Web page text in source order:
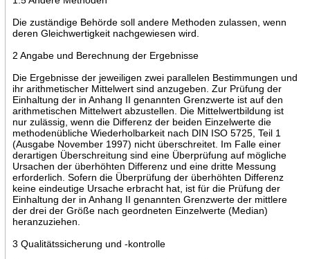
Die zuständige Behörde soll andere Methoden zulassen, wenn
deren Gleichwertigkeit nachgewiesen wird.
2 Angabe und Berechnung der Ergebnisse
Die Ergebnisse der jeweiligen zwei parallelen Bestimmungen und
ihr arithmetischer Mittelwert sind anzugeben. Zur Prüfung der
Einhaltung der in Anhang II genannten Grenzwerte ist auf den
arithmetischen Mittelwert abzustellen. Die Mittelwertbildung ist
nur zulässig, wenn die Differenz der beiden Einzelwerte die
methodenübliche Wiederholbarkeit nach DIN ISO 5725, Teil 1
(Ausgabe November 1997) nicht überschreitet. Im Falle einer
derartigen Überschreitung sind eine Überprüfung auf mögliche
Ursachen der überhöhten Differenz und eine dritte Messung
erforderlich. Sofern die Überprüfung der überhöhten Differenz
keine eindeutige Ursache erbracht hat, ist für die Prüfung der
Einhaltung der in Anhang II genannten Grenzwerte der mittlere
der drei der Größe nach geordneten Einzelwerte (Median)
heranzuziehen.
3 Qualitätssicherung und -kontrolle